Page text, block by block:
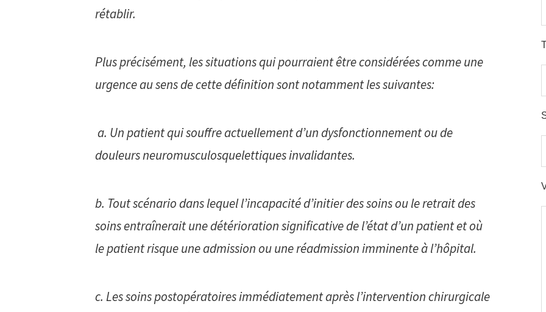
rétablir.
Plus précisément, les situations qui pourraient être considérées comme une
urgence au sens de cette définition sont notamment les suivantes:
a. Un patient qui souffre actuellement d’un dysfonctionnement ou de
douleurs neuromusculosquelettiques invalidantes.
b. Tout scénario dans lequel l’incapacité d’initier des soins ou le retrait des
soins entraînerait une détérioration significative de l’état d’un patient et où
le patient risque une admission ou une réadmission imminente à l’hôpital.
c. Les soins postopératoires immédiatement après l’intervention chirurgicale